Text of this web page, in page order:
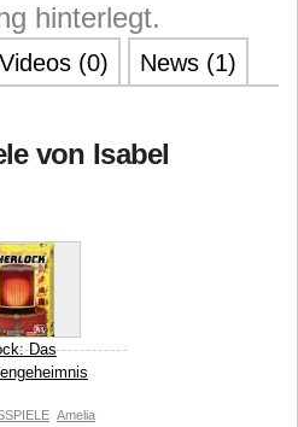
hinterlegt.
Videos (0) News (1)
von Isabel
Das
Amelia